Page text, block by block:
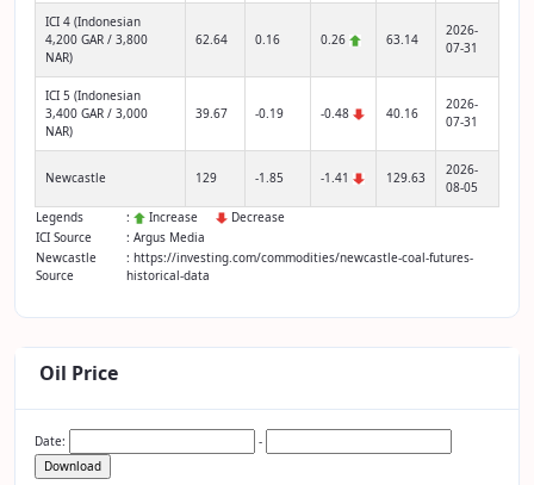
ICI 4 (Indonesian
4,200 GAR / 3,800
NAR)
62.64 0.16 0.26 63.14
2026-
07-31
ICI 5 (Indonesian
3,400 GAR / 3,000
NAR)
39.67 -0.19 -0.48 40.16
2026-
07-31
Newcastle 129 -1.85 -1.41 129.63
2026-
08-05
Legends
: Increase
Decrease
ICI Source
: Argus Media
Newcastle
Source
: https://investing.com/commodities/newcastle-coal-futures-
historical-data
Oil Price
Date:
-
Download